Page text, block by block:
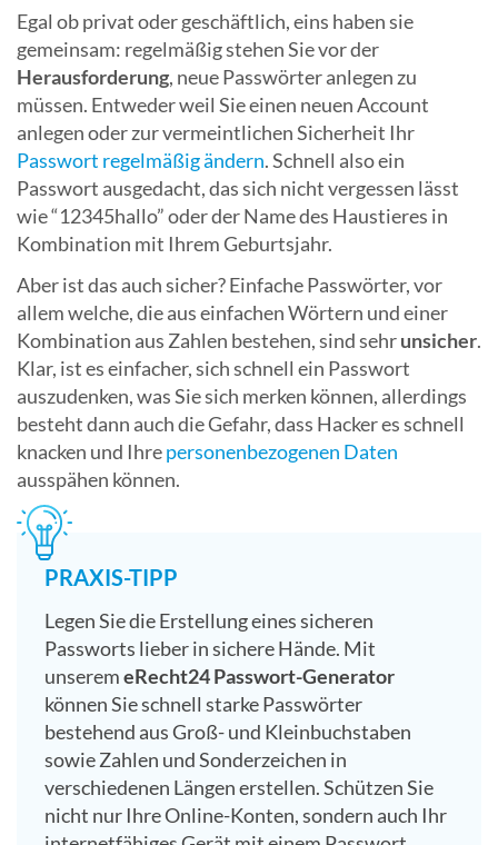
Egal ob privat oder geschäftlich, eins haben sie
gemeinsam: regelmäßig stehen Sie vor der
Herausforderung, neue Passwörter anlegen zu
müssen. Entweder weil Sie einen neuen Account
anlegen oder zur vermeintlichen Sicherheit Ihr
Passwort regelmäßig ändern. Schnell also ein
Passwort ausgedacht, das sich nicht vergessen lässt
wie “12345hallo” oder der Name des Haustieres in
Kombination mit Ihrem Geburtsjahr.
Aber ist das auch sicher? Einfache Passwörter, vor
allem welche, die aus einfachen Wörtern und einer
Kombination aus Zahlen bestehen, sind sehrunsicher.
Klar, ist es einfacher, sich schnell ein Passwort
auszudenken, was Sie sich merken können, allerdings
besteht dann auch die Gefahr, dass Hacker es schnell
knacken und Ihrepersonenbezogenen Daten
ausspähen können.
PRAXIS-TIPP
Legen Sie die Erstellung eines sicheren
Passworts lieber in sichere Hände. Mit
unseremeRecht24 Passwort-Generator
können Sie schnell starke Passwörter
bestehend aus Groß- und Kleinbuchstaben
sowie Zahlen und Sonderzeichen in
verschiedenen Längen erstellen. Schützen Sie
nicht nur Ihre Online-Konten, sondern auch Ihr